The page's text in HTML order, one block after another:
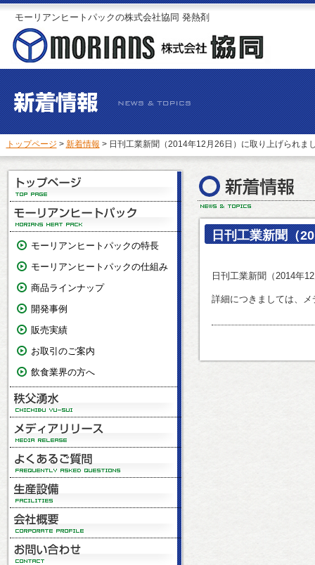
モーリアンヒートパックの株式会社協同 発熱剤
トップページ > 新着情報 > 日刊工業新聞（2014年12月26日）に取り上げられま
モーリアンヒートパックの特長
モーリアンヒートパックの仕組み
商品ラインナップ
開発事例
販売実績
お取引のご案内
飲食業界の方へ
日刊工業新聞（
日刊工業新聞（2014年
詳細につきましては、